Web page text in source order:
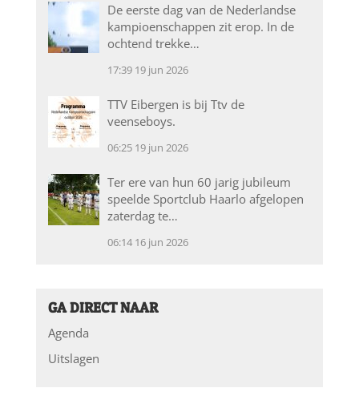
De eerste dag van de Nederlandse
kampioenschappen zit erop. In de
ochtend trekke…
17:39 19 jun 2026
TTV Eibergen is bij Ttv de
veenseboys.
06:25 19 jun 2026
Ter ere van hun 60 jarig jubileum
speelde Sportclub Haarlo afgelopen
zaterdag te…
06:14 16 jun 2026
GA DIRECT NAAR
Agenda
Uitslagen